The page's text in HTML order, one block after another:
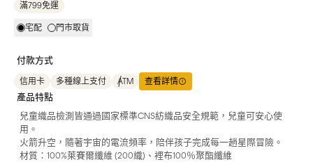
滿799免運
宅配 門市取貨
付款方式
信用卡 多種線上支付 ATM 查看詳情
產品特點
兒童織品檢測皆通過國家標準CNS紡織品安全規範，兒童可安心使
用。
火箭升空，隨著宇宙的電流頻率，陪伴孩子完成每一趟星際冒險。
材質：100%萊賽爾纖維 (200織)、裡布100％聚酯纖維